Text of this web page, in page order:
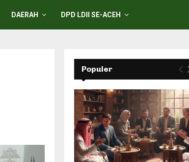
DAERAH DPD LDII SE-ACEH
Populer